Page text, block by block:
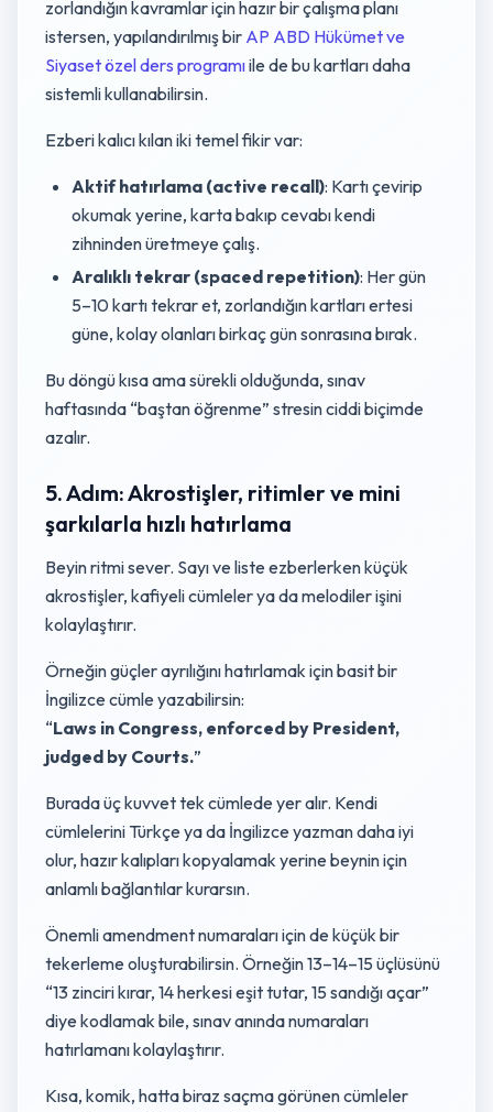
zorlandığın kavramlar için hazır bir çalışma planı
istersen, yapılandırılmış bir AP ABD Hükümet ve
Siyaset özel ders programıile de bu kartları daha
sistemli kullanabilirsin.
Ezberi kalıcı kılan iki temel fikir var:
Aktif hatırlama (active recall): Kartı çevirip
okumak yerine, karta bakıp cevabı kendi
zihninden üretmeye çalış.
Aralıklı tekrar (spaced repetition): Her gün
5–10 kartı tekrar et, zorlandığın kartları ertesi
güne, kolay olanları birkaç gün sonrasına bırak.
Bu döngü kısa ama sürekli olduğunda, sınav
haftasında “baştan öğrenme” stresin ciddi biçimde
azalır.
5. Adım: Akrostişler, ritimler ve mini
şarkılarla hızlı hatırlama
Beyin ritmi sever. Sayı ve liste ezberlerken küçük
akrostişler, kafiyeli cümleler ya da melodiler işini
kolaylaştırır.
Örneğin güçler ayrılığını hatırlamak için basit bir
İngilizce cümle yazabilirsin:
“Laws in Congress, enforced by President,
judged by Courts.”
Burada üç kuvvet tek cümlede yer alır. Kendi
cümlelerini Türkçe ya da İngilizce yazman daha iyi
olur, hazır kalıpları kopyalamak yerine beynin için
anlamlı bağlantılar kurarsın.
Önemli amendment numaraları için de küçük bir
tekerleme oluşturabilirsin. Örneğin 13–14–15 üçlüsünü
“13 zinciri kırar, 14 herkesi eşit tutar, 15 sandığı açar”
diye kodlamak bile, sınav anında numaraları
hatırlamanı kolaylaştırır.
Kısa, komik, hatta biraz saçma görünen cümleler